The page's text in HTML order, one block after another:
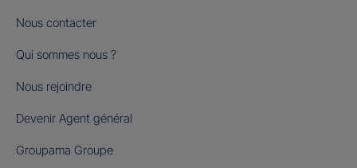
Nous contacter
Qui sommes nous ?
Nous rejoindre
Devenir Agent général
Groupama Groupe